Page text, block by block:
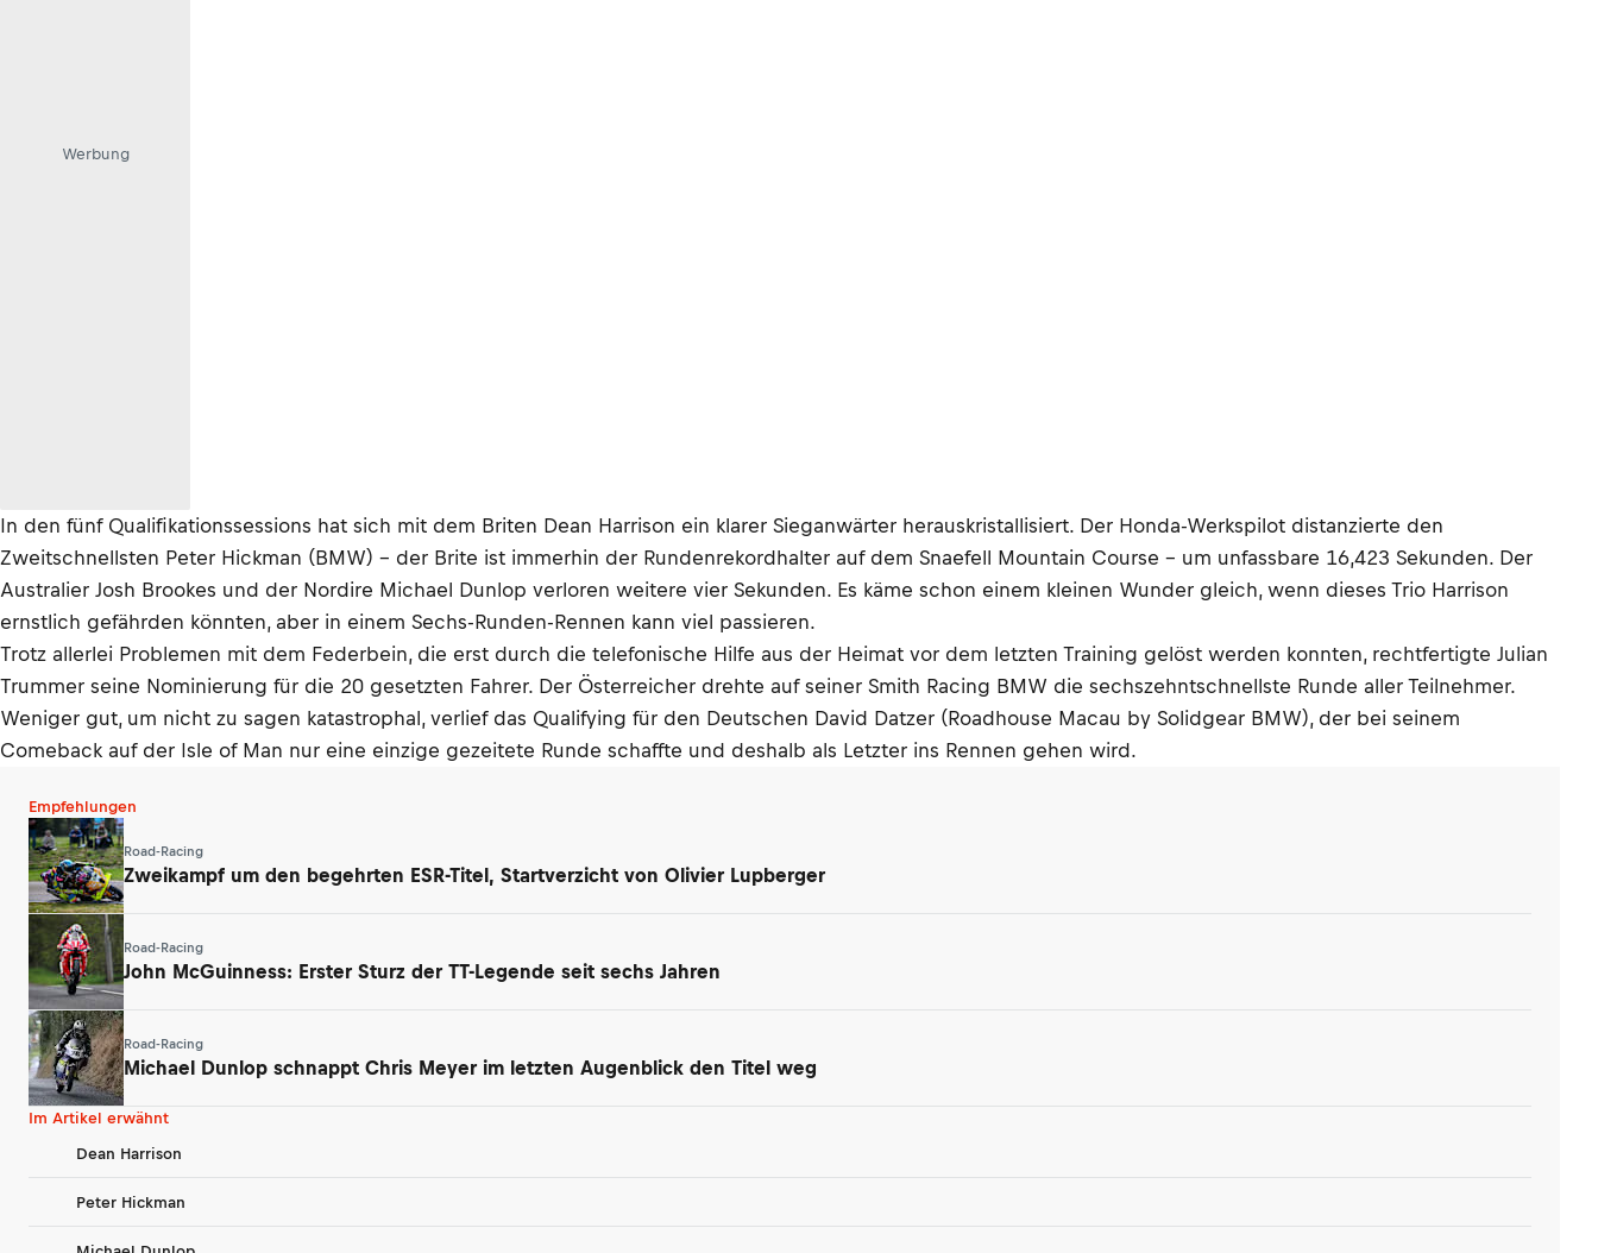
Werbung
In den fünf Qualifikationssessions hat sich mit dem Briten Dean Harrison ein klarer Sieganwärter herauskristallisiert. Der Honda-Werkspilot distanzierte den
Zweitschnellsten Peter Hickman (BMW) – der Brite ist immerhin der Rundenrekordhalter auf dem Snaefell Mountain Course – um unfassbare 16,423 Sekunden. Der
Australier Josh Brookes und der Nordire Michael Dunlop verloren weitere vier Sekunden. Es käme schon einem kleinen Wunder gleich, wenn dieses Trio Harrison
ernstlich gefährden könnten, aber in einem Sechs-Runden-Rennen kann viel passieren.
Trotz allerlei Problemen mit dem Federbein, die erst durch die telefonische Hilfe aus der Heimat vor dem letzten Training gelöst werden konnten, rechtfertigte Julian
Trummer seine Nominierung für die 20 gesetzten Fahrer. Der Österreicher drehte auf seiner Smith Racing BMW die sechszehntschnellste Runde aller Teilnehmer.
Weniger gut, um nicht zu sagen katastrophal, verlief das Qualifying für den Deutschen David Datzer (Roadhouse Macau by Solidgear BMW), der bei seinem
Comeback auf der Isle of Man nur eine einzige gezeitete Runde schaffte und deshalb als Letzter ins Rennen gehen wird.
Empfehlungen
Road-Racing
Zweikampf um den begehrten ESR-Titel, Startverzicht von Olivier Lupberger
Road-Racing
John McGuinness: Erster Sturz der TT-Legende seit sechs Jahren
Road-Racing
Michael Dunlop schnappt Chris Meyer im letzten Augenblick den Titel weg
Im Artikel erwähnt
Dean Harrison
Peter Hickman